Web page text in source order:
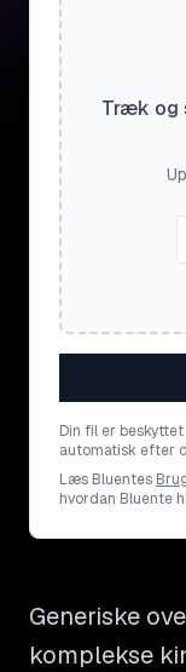
Træk og
Din fil er
automatisk efter
Læs Bluentes
hvordan Bluente
Generiske
komplekse